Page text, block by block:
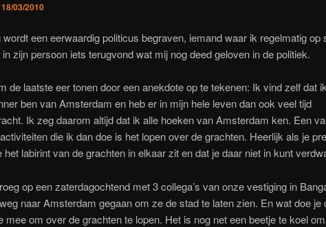
18/03/2010
wordt een eerwaardig politicus begraven, iemand waar ik regelmatig op
zijn persoon iets terugvond wat mij nog deed geloven in de politiek.
de laatste eer tonen door een anekdote op te tekenen: Ik vind zelf dat
ben van Amsterdam en heb er in mijn hele leven dan ook veel tijd
Ik zeg daarom altijd dat ik alle hoeken van Amsterdam ken. Een
die ik dan doe is het lopen over de grachten. Heerlijk als je
het labirint van de grachten in elkaar zit en dat je daar niet in kunt
op een zaterdagochtend met 3 collega’s van onze vestiging in
naar Amsterdam gegaan om ze de stad te laten zien. En wat doe je
mee om over de grachten te lopen. Het is nog net een beetje te koel